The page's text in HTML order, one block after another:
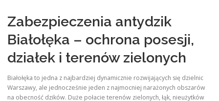
ZABEZPIECZENIA PRZED DZIKAMI BLOG
KONTAKT
Zabezpieczenia antydzik
Białołęka – ochrona posesji,
działek i terenów zielonych
Białołęka to jedna z najbardziej dynamicznie rozwijających się dzielnic
Warszawy, ale jednocześnie jeden z najmocniej narażonych obszarów
na obecność dzików. Duże połacie terenów zielonych, łąk, nieużytków